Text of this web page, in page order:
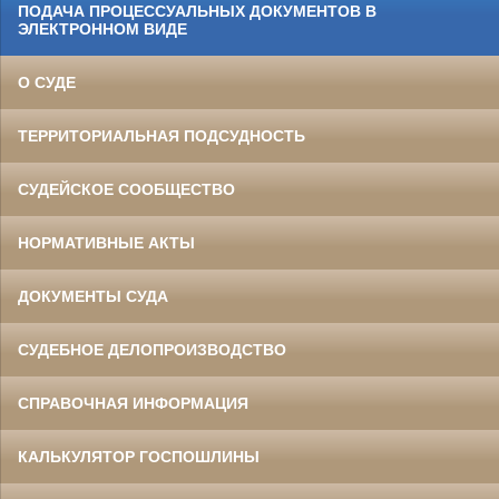
ПОДАЧА ПРОЦЕССУАЛЬНЫХ ДОКУМЕНТОВ В
ЭЛЕКТРОННОМ ВИДЕ
О СУДЕ
ТЕРРИТОРИАЛЬНАЯ ПОДСУДНОСТЬ
СУДЕЙСКОЕ СООБЩЕСТВО
НОРМАТИВНЫЕ АКТЫ
ДОКУМЕНТЫ СУДА
СУДЕБНОЕ ДЕЛОПРОИЗВОДСТВО
СПРАВОЧНАЯ ИНФОРМАЦИЯ
КАЛЬКУЛЯТОР ГОСПОШЛИНЫ